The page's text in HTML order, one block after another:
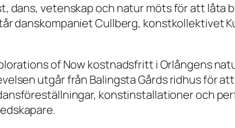
dans, vetenskap och natur möts för att låta
danskompaniet Cullberg, konstkollektivet
of Now kostnadsfritt i Orlångens
utgår från Balingsta Gårds ridhus för
konstinstallationer och